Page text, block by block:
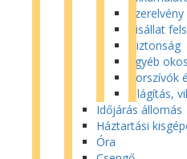
Szerelvény
Kisállat
Biztonság
Egyéb
Világítás,
Időjárás állomás
Háztartási
Óra